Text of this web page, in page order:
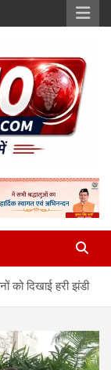
को दिखाई हरी झंडी